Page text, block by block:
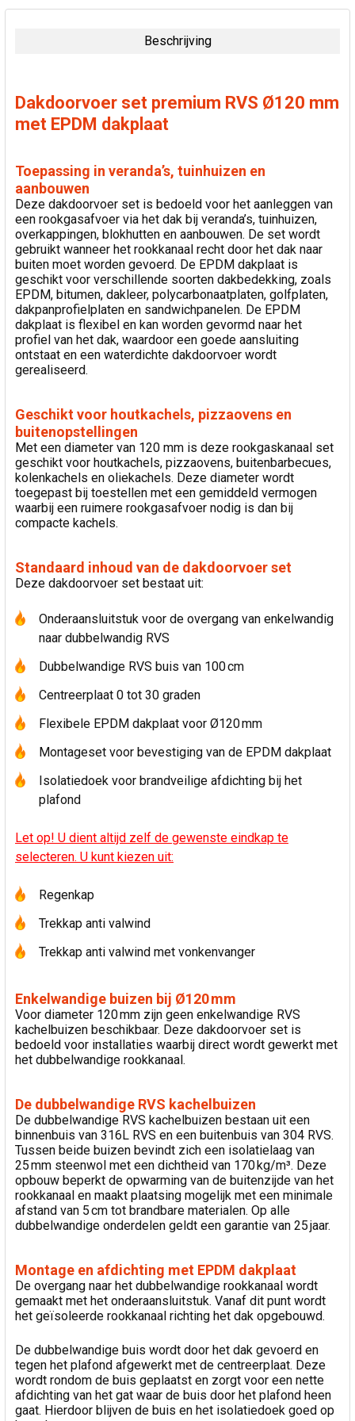
SAMEN
VOEG
GESELECTEERDE
Beschrijving
Dakdoorvoer set premium RVS Ø120 mm
met EPDM dakplaat
Toepassing in veranda’s, tuinhuizen en
aanbouwen
Deze dakdoorvoer set is bedoeld voor het aanleggen van
een rookgasafvoer via het dak bij veranda’s, tuinhuizen,
overkappingen, blokhutten en aanbouwen. De set wordt
gebruikt wanneer het rookkanaal recht door het dak naar
buiten moet worden gevoerd. De EPDM dakplaat is
geschikt voor verschillende soorten dakbedekking, zoals
EPDM, bitumen, dakleer, polycarbonaatplaten, golfplaten,
dakpanprofielplaten en sandwichpanelen. De EPDM
dakplaat is flexibel en kan worden gevormd naar het
profiel van het dak, waardoor een goede aansluiting
ontstaat en een waterdichte dakdoorvoer wordt
gerealiseerd.
Geschikt voor houtkachels, pizzaovens en
buitenopstellingen
Met een diameter van 120 mm is deze rookgaskanaal set
geschikt voor houtkachels, pizzaovens, buitenbarbecues,
kolenkachels en oliekachels. Deze diameter wordt
toegepast bij toestellen met een gemiddeld vermogen
waarbij een ruimere rookgasafvoer nodig is dan bij
compacte kachels.
Standaard inhoud van de dakdoorvoer set
Deze dakdoorvoer set bestaat uit:
Onderaansluitstuk voor de overgang van enkelwandig
naar dubbelwandig RVS
Dubbelwandige RVS buis van 100 cm
Centreerplaat 0 tot 30 graden
Flexibele EPDM dakplaat voor Ø120 mm
Montageset voor bevestiging van de EPDM dakplaat
Isolatiedoek voor brandveilige afdichting bij het
plafond
Let op! U dient altijd zelf de gewenste eindkap te
selecteren. U kunt kiezen uit:
Regenkap
Trekkap anti valwind
Trekkap anti valwind met vonkenvanger
Enkelwandige buizen bij Ø120 mm
Voor diameter 120 mm zijn geen enkelwandige RVS
kachelbuizen beschikbaar. Deze dakdoorvoer set is
bedoeld voor installaties waarbij direct wordt gewerkt met
het dubbelwandige rookkanaal.
De dubbelwandige RVS kachelbuizen
De dubbelwandige RVS kachelbuizen bestaan uit een
binnenbuis van 316L RVS en een buitenbuis van 304 RVS.
Tussen beide buizen bevindt zich een isolatielaag van
25 mm steenwol met een dichtheid van 170 kg/m³. Deze
opbouw beperkt de opwarming van de buitenzijde van het
rookkanaal en maakt plaatsing mogelijk met een minimale
afstand van 5 cm tot brandbare materialen. Op alle
dubbelwandige onderdelen geldt een garantie van 25 jaar.
Montage en afdichting met EPDM dakplaat
De overgang naar het dubbelwandige rookkanaal wordt
gemaakt met het onderaansluitstuk. Vanaf dit punt wordt
het geïsoleerde rookkanaal richting het dak opgebouwd.
De dubbelwandige buis wordt door het dak gevoerd en
tegen het plafond afgewerkt met de centreerplaat. Deze
wordt rondom de buis geplaatst en zorgt voor een nette
afdichting van het gat waar de buis door het plafond heen
gaat. Hierdoor blijven de buis en het isolatiedoek goed op